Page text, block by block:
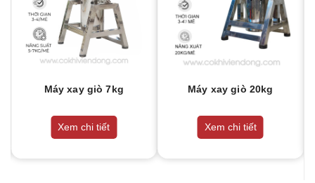
Máy xay giò 7kg
Xem chi tiết
Máy xay giò 20kg
Xem chi tiết